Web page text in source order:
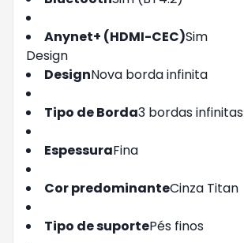
Anynet+ (HDMI-CEC)Sim
Design
DesignNova borda infinita
Tipo de Borda3 bordas infinitas
EspessuraFina
Cor predominanteCinza Titan
Tipo de suportePés finos